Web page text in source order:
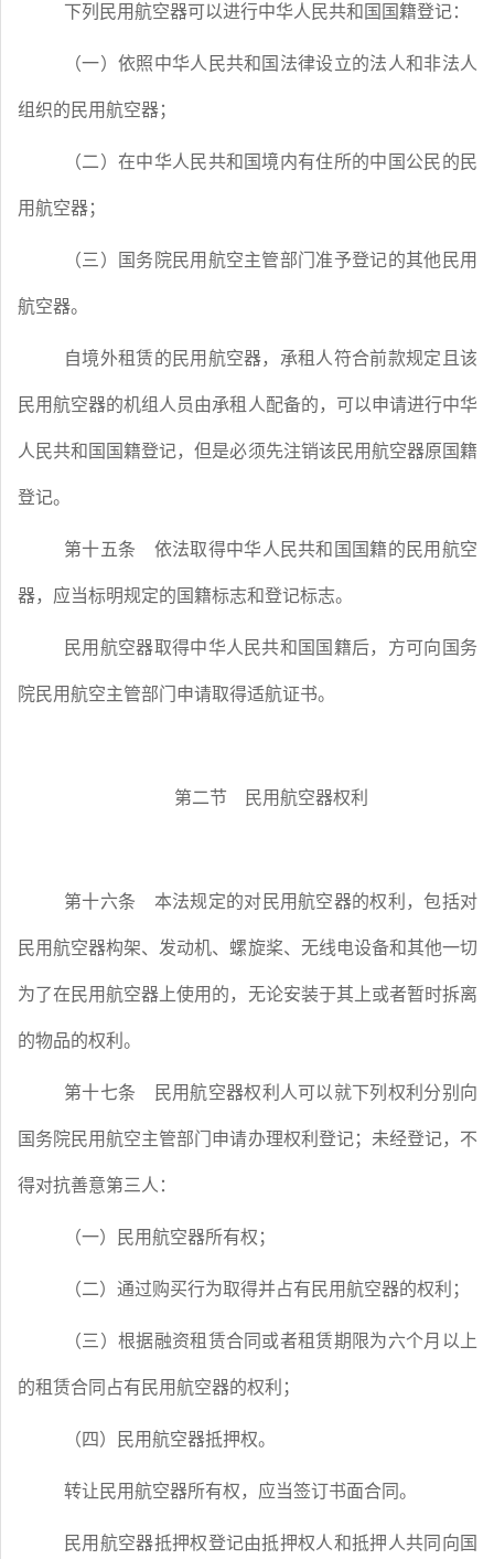
下列民用航空器可以进行中华人民共和国国籍登记：
（一）依照中华人民共和国法律设立的法人和非法人
组织的民用航空器；
（二）在中华人民共和国境内有住所的中国公民的民
用航空器；
（三）国务院民用航空主管部门准予登记的其他民用
航空器。
自境外租赁的民用航空器，承租人符合前款规定且该
民用航空器的机组人员由承租人配备的，可以申请进行中华
人民共和国国籍登记，但是必须先注销该民用航空器原国籍
登记。
第十五条 依法取得中华人民共和国国籍的民用航空
器，应当标明规定的国籍标志和登记标志。
民用航空器取得中华人民共和国国籍后，方可向国务
院民用航空主管部门申请取得适航证书。
第二节 民用航空器权利
第十六条 本法规定的对民用航空器的权利，包括对
民用航空器构架、发动机、螺旋桨、无线电设备和其他一切
为了在民用航空器上使用的，无论安装于其上或者暂时拆离
的物品的权利。
第十七条 民用航空器权利人可以就下列权利分别向
国务院民用航空主管部门申请办理权利登记；未经登记，不
得对抗善意第三人：
（一）民用航空器所有权；
（二）通过购买行为取得并占有民用航空器的权利；
（三）根据融资租赁合同或者租赁期限为六个月以上
的租赁合同占有民用航空器的权利；
（四）民用航空器抵押权。
转让民用航空器所有权，应当签订书面合同。
民用航空器抵押权登记由抵押权人和抵押人共同向国